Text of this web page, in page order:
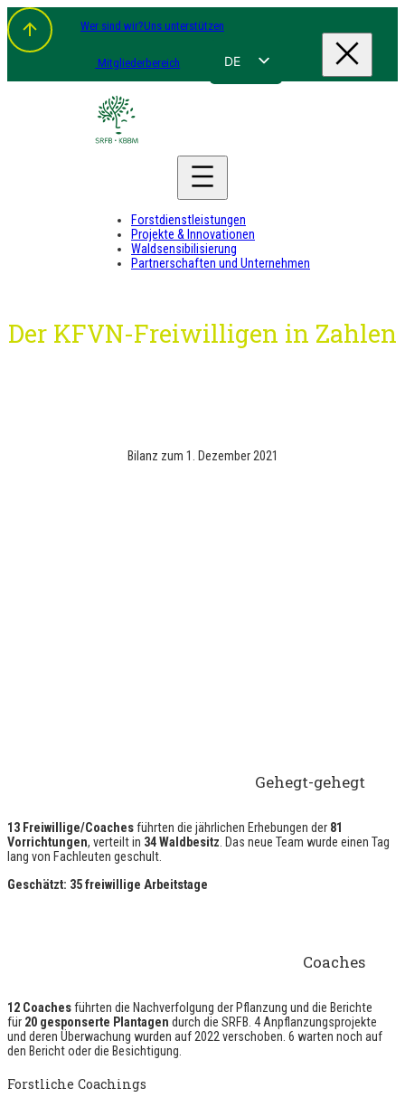
Zum
Inhalt
springen
Wer sind wir?Uns unterstützen
Mitgliederbereich DE
Forstdienstleistungen
Projekte & Innovationen
Waldsensibilisierung
Partnerschaften und Unternehmen
Der KFVN-Freiwilligen in Zahlen
Bilanz zum 1. Dezember 2021
Gehegt-gehegt
13 Freiwillige/Coachesführten die jährlichen Erhebungen der 81
Vorrichtungen, verteilt in 34 Waldbesitz. Das neue Team wurde einen Tag
lang von Fachleuten geschult.
Geschätzt: 35 freiwillige Arbeitstage
Coaches
12 Coachesführten die Nachverfolgung der Pflanzung und die Berichte
für 20 gesponserte Plantagen durch die SRFB. 4 Anpflanzungsprojekte
und deren Überwachung wurden auf 2022 verschoben. 6 warten noch auf
den Bericht oder die Besichtigung.
Forstliche Coachings